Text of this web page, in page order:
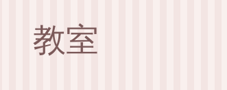
教室